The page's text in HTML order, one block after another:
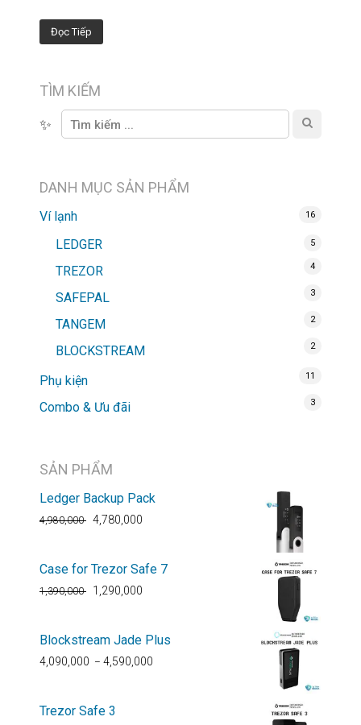
Đọc Tiếp
TÌM KIẾM
✨
DANH MỤC SẢN PHẨM
Ví lạnh 16
LEDGER 5
TREZOR 4
SAFEPAL 3
TANGEM 2
BLOCKSTREAM 2
Phụ kiện 11
Combo & Ưu đãi 3
SẢN PHẨM
Ledger Backup Pack
4,980,000 4,780,000
Case for Trezor Safe 7
1,390,000 1,290,000
Blockstream Jade Plus
4,090,000 – 4,590,000
Trezor Safe 3